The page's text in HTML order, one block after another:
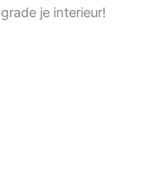
je interieur!